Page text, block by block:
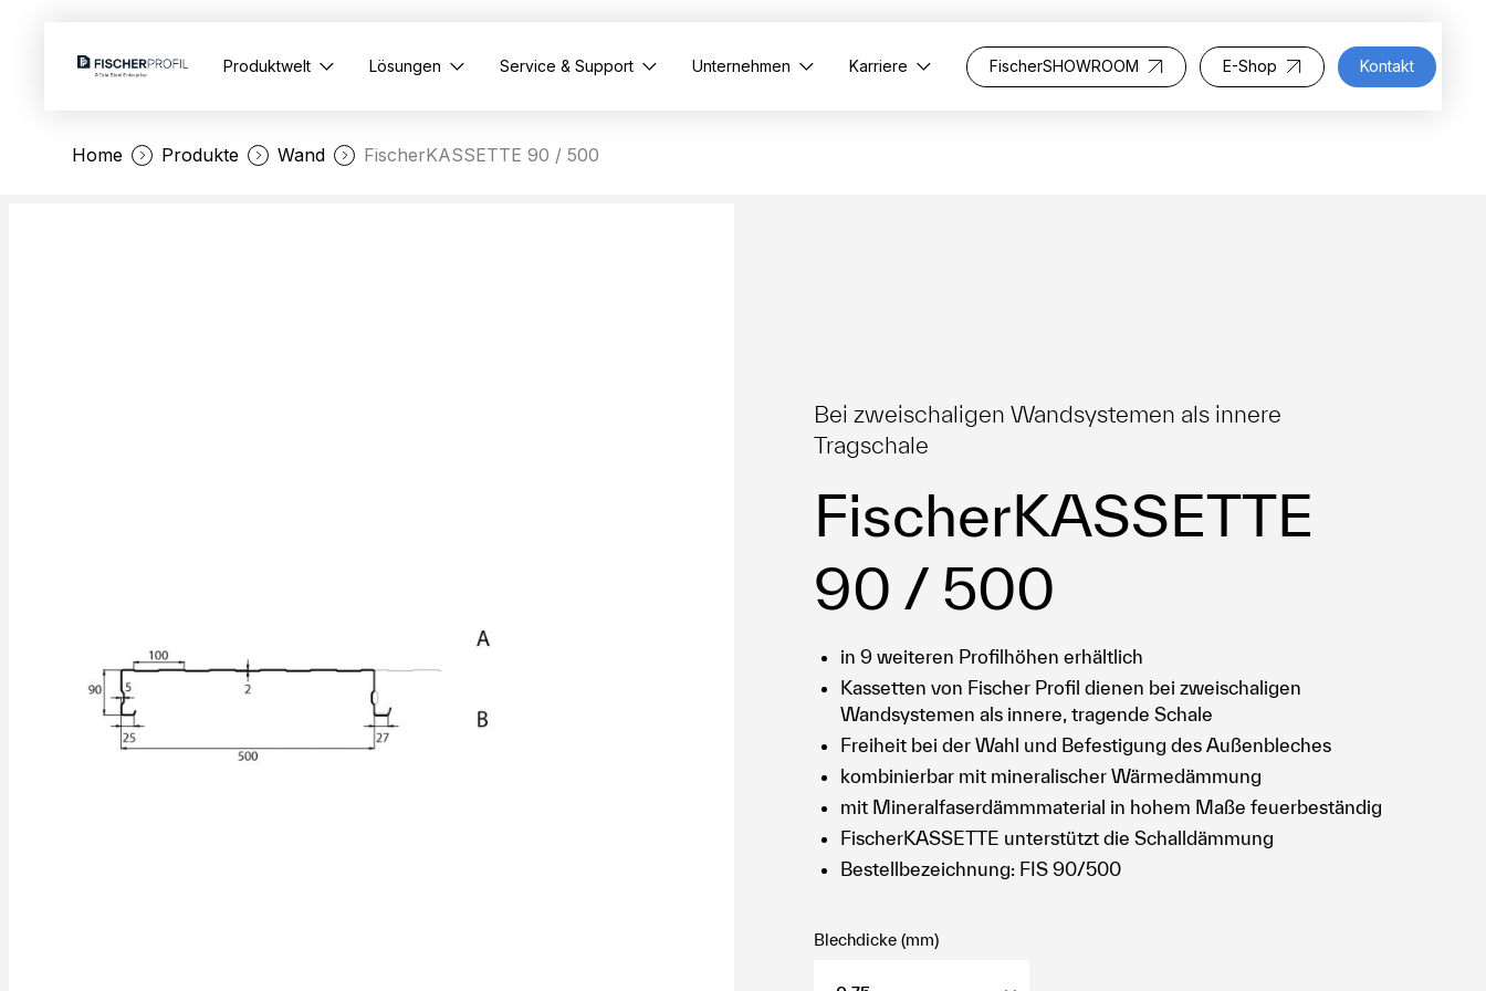
Produktwelt Lösungen Service & Support Unternehmen Karriere FischerSHOWROOM E-Shop Kontakt
Home Produkte Wand FischerKASSETTE 90 / 500
Bei zweischaligen Wandsystemen als innere
Tragschale
FischerKASSETTE
90 / 500
in 9 weiteren Profilhöhen erhältlich
Kassetten von Fischer Profil dienen bei zweischaligen
Wandsystemen als innere, tragende Schale
Freiheit bei der Wahl und Befestigung des Außenbleches
kombinierbar mit mineralischer Wärmedämmung
mit Mineralfaserdämmmaterial in hohem Maße feuerbeständig
FischerKASSETTE unterstützt die Schalldämmung
Bestellbezeichnung: FIS 90/500
Blechdicke (mm)